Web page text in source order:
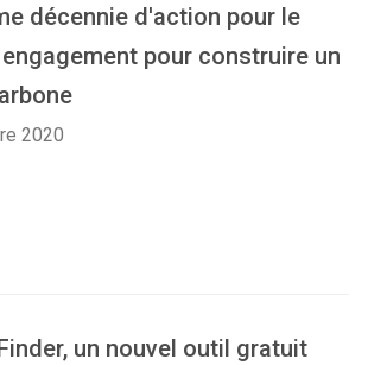
décennie d'action pour le
pour construire un
2020
un nouvel outil gratuit